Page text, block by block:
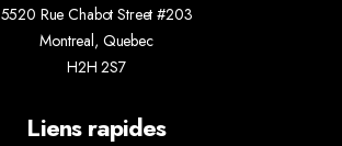
5520 Rue Chabot Street #203
Montreal, Quebec
H2H 2S7
Liens rapides